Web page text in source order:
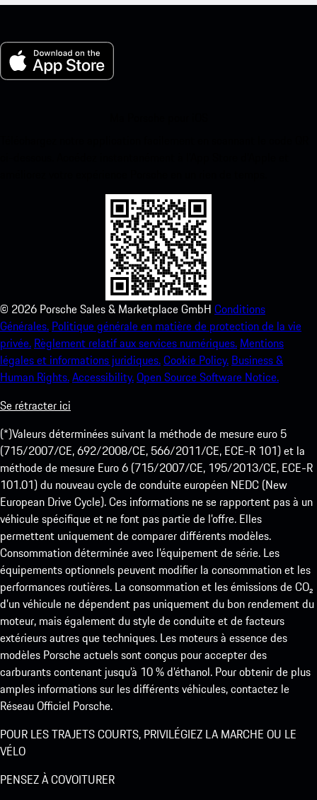
© 2026 Porsche Sales & Marketplace GmbH Conditions
Générales. Politique générale en matière de protection de la vie
privée. Règlement relatif aux services numériques. Mentions
légales et informations juridiques.Cookie Policy. Business &
Human Rights.Accessibility.Open Source Software Notice.
Se rétracter ici
(*)Valeurs déterminées suivant la méthode de mesure euro 5
(715/2007/CE, 692/2008/CE, 566/2011/CE, ECE-R 101) et la
méthode de mesure Euro 6 (715/2007/CE, 195/2013/CE, ECE-R
101.01) du nouveau cycle de conduite européen NEDC (New
European Drive Cycle). Ces informations ne se rapportent pas à un
véhicule spécifique et ne font pas partie de l’offre. Elles
permettent uniquement de comparer différents modèles.
Consommation déterminée avec l’équipement de série. Les
équipements optionnels peuvent modifier la consommation et les
performances routières. La consommation et les émissions de CO₂
d’un véhicule ne dépendent pas uniquement du bon rendement du
moteur, mais également du style de conduite et de facteurs
extérieurs autres que techniques. Les moteurs à essence des
modèles Porsche actuels sont conçus pour accepter des
carburants contenant jusqu’à 10 % d’éthanol. Pour obtenir de plus
amples informations sur les différents véhicules, contactez le
Réseau Officiel Porsche.
POUR LES TRAJETS COURTS, PRIVILÉGIEZ LA MARCHE OU LE
VÉLO
PENSEZ À COVOITURER